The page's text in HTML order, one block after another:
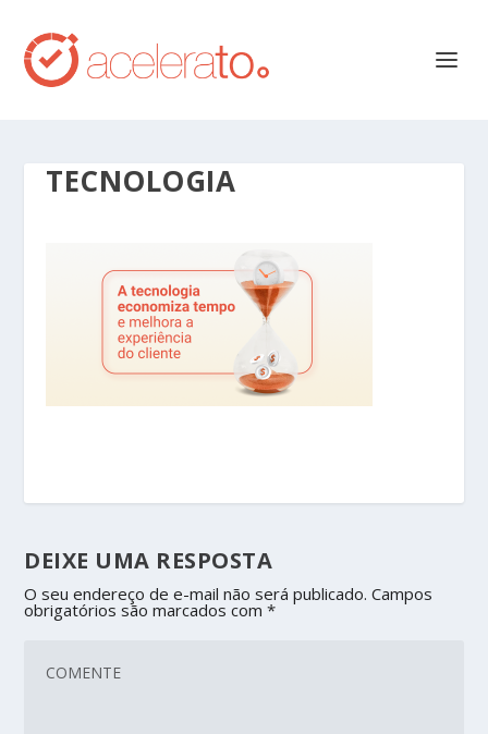
TECNOLOGIA
DEIXE UMA RESPOSTA
O seu endereço de e-mail não será publicado. Campos
obrigatórios são marcados com*